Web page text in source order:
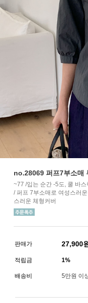
no.28069 퍼프7부소매
~77 /입는 순간 -5도, 쿨 바
/ 퍼프 7부소매로 여성스러
스러운 체형커버
판매가 27,900원
적립금 1%
배송비 5만원 이